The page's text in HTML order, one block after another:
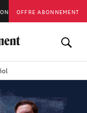
OFFRE ABONNEMENT